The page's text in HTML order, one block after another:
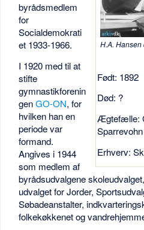
H.A. Hansen
Født: 1892
Død: ?
Ægtefælle:
Sparrevohn
Erhverv:
byrådsmedlem
for
Socialdemokrati
et 1933-1966.
I 1920 med til at
stifte
gymnastikforenin
genGO-ON, for
hvilken han en
periode var
formand.
Angives i 1944
som medlem af
byrådsudvalgene
udvalget for Jorder,
Søbadeanstalter,
folkekøkkenet og